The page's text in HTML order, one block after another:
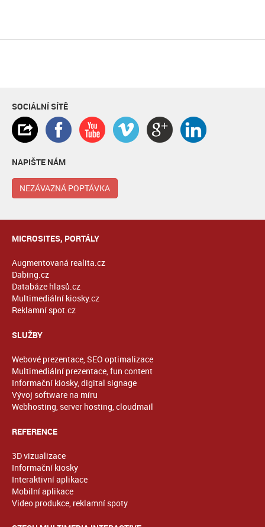
SOCIÁLNÍ SÍTĚ
NAPIŠTE NÁM
NEZÁVAZNÁ POPTÁVKA
MICROSITES, PORTÁLY
Augmentovaná realita.cz
Dabing.cz
Databáze hlasů.cz
Multimediální kiosky.cz
Reklamní spot.cz
SLUŽBY
Webové prezentace, SEO optimalizace
Multimediální prezentace, fun content
Informační kiosky, digital signage
Vývoj software na míru
Webhosting, server hosting, cloudmail
REFERENCE
3D vizualizace
Informační kiosky
Interaktivní aplikace
Mobilní aplikace
Video produkce, reklamní spoty